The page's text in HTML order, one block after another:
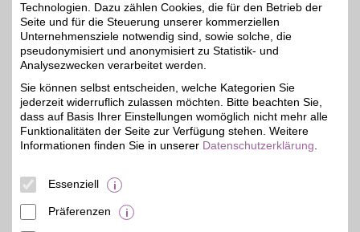
Adresse
Charlottenstr. 55
56077 Koblenz
Filialen in der Nähe
Telefon02 61 / 97 37 14 44
Technologien. Dazu zählen Cookies, die für den Betrieb der
Seite und für die Steuerung unserer kommerziellen
Unternehmensziele notwendig sind, sowie solche, die
pseudonymisiert und anonymisiert zu Statistik- und
Analysezwecken verarbeitet werden.
Sie können selbst entscheiden, welche Kategorien Sie
jederzeit widerruflich zulassen möchten. Bitte beachten Sie,
dass auf Basis Ihrer Einstellungen womöglich nicht mehr alle
Funktionalitäten der Seite zur Verfügung stehen. Weitere
Informationen finden Sie in unserer Datenschutzerklärung
Essenziell
Präferenzen